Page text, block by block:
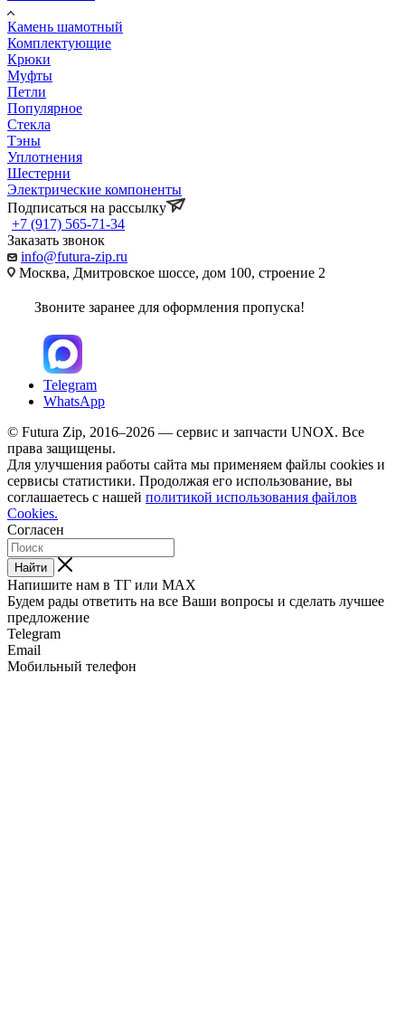
Камень шамотный
Комплектующие
Крюки
Муфты
Петли
Популярное
Стекла
Тэны
Уплотнения
Шестерни
Электрические компоненты
Подписаться на рассылку
+7 (917) 565-71-34
Заказать звонок
info@futura-zip.ru
Москва, Дмитровское шоссе, дом 100, строение 2
Звоните заранее для оформления пропуска!
Telegram
WhatsApp
© Futura Zip, 2016–2026 — сервис и запчасти UNOX. Все
права защищены.
Для улучшения работы сайта мы применяем файлы cookies и
сервисы статистики. Продолжая его использование, вы
соглашаетесь с нашей политикой использования файлов
Cookies.
Согласен
Найти
Напишите нам в ТГ или MAX
Будем рады ответить на все Ваши вопросы и сделать лучшее
предложение
Telegram
Email
Мобильный телефон